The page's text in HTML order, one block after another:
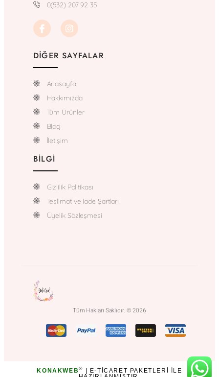
0(532) 207 92 35
DIĞER SAYFALAR
Anasayfa
Hakkımızda
Tüm Ürünler
Blog
İletişim
BILGI
Gizlilik Politikası
Teslimat ve İade Şartları
Üyelik Sözleşmesi
Tüm Hakları Saklıdır. © 2026
KONAKWEB®
| E-TICARET PAKETLERI ILE